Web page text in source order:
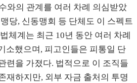
와의 관계를 여러 차례 의심받았
당, 신동맹회 등 단체도 이 스펙트
체계는 최근 10년 동안 여러 차례
소했으며, 피고인들은 피통일 단
련을 가졌다. 법적으로 이 조직들
재하지만, 외부 자금 출처의 투명